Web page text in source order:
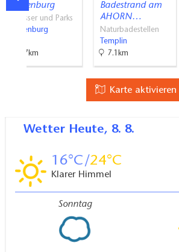
Boitzenburg
Schlösser und Parks
Boitzenburg
10.7km
Badestrand am
AHORN…
Naturbadestellen
Templin
7.1km
Karte aktivieren
Wetter Heute, 8. 8.
16 24
Klarer Himmel
Sonntag